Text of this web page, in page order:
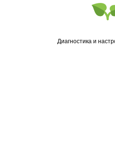
Диагностика и